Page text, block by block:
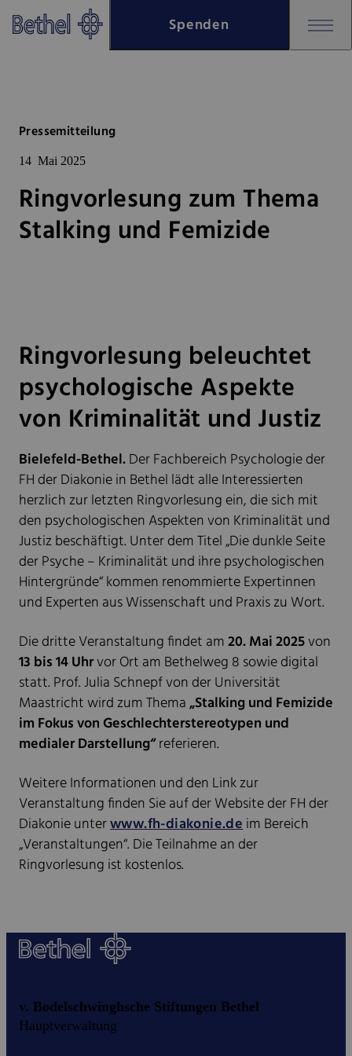
Zum Hauptinhalt springen
Zur Fußzeile springen
Spenden
Pressemitteilung
14 Mai 2025
Ringvorlesung zum Thema
Stalking und Femizide
Ringvorlesung beleuchtet
psychologische Aspekte
von Kriminalität und Justiz
Bielefeld-Bethel.Der Fachbereich Psychologie der
FH der Diakonie in Bethel lädt alle Interessierten
herzlich zur letzten Ringvorlesung ein, die sich mit
den psychologischen Aspekten von Kriminalität und
Justiz beschäftigt. Unter dem Titel „Die dunkle Seite
der Psyche – Kriminalität und ihre psychologischen
Hintergründe“ kommen renommierte Expertinnen
und Experten aus Wissenschaft und Praxis zu Wort.
Die dritte Veranstaltung findet am20. Mai 2025von
13 bis 14 Uhrvor Ort am Bethelweg 8 sowie digital
statt. Prof. Julia Schnepf von der Universität
Maastricht wird zum Thema„Stalking und Femizide
im Fokus von Geschlechterstereotypen und
medialer Darstellung“referieren.
Weitere Informationen und den Link zur
Veranstaltung finden Sie auf der Website der FH der
Diakonie unterwww.fh-diakonie.deim Bereich
„Veranstaltungen“. Die Teilnahme an der
Ringvorlesung ist kostenlos.
v. Bodelschwinghsche Stiftungen Bethel
Hauptverwaltung